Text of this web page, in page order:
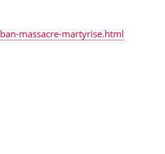
massacre-martyrise.html